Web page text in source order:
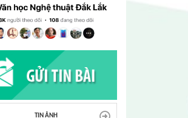
TIN ẢNH